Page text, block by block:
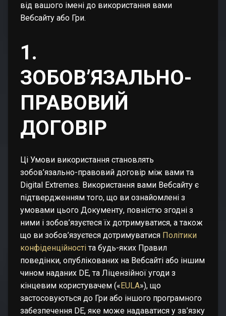
від вашого імені до використання вами
Вебсайту або Гри.
1.
ЗОБОВ’ЯЗАЛЬНО-
ПРАВОВИЙ
ДОГОВІР
Ці Умови використання становлять
зобов’язально-правовий договір між вами та
Digital Extremes. Використання вами Вебсайту є
підтвердженням того, що ви ознайомлені з
умовами цього Документу, повністю згодні з
ними і зобов’язуєтеся їх дотримуватися, а також
що ви зобов’язуєтеся дотримуватися Політики
конфіденційностіта будь-яких Правил
поведінки, опублікованих на Вебсайті або іншим
чином наданих DE, та Ліцензійної угоди з
кінцевим користувачем («EULA»), що
застосовуються до Гри або іншого програмного
забезпечення DE, яке може надаватися у зв’язку